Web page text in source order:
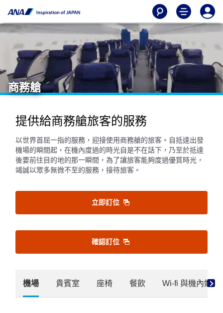
商務艙
提供給商務艙旅客的服務
以世界首屈一指的服務，迎接使用商務艙的旅客。自抵達出發
機場的瞬間起，在機內度過的時光自是不在話下，乃至於抵達
後要前往目的地的那一瞬間，為了讓旅客能夠度過優質時光，
竭誠以眾多無微不至的服務，接待旅客。
立即訂位
確認訂位
機場 貴賓室 座椅 餐飲 Wi-fi 與機內娛樂